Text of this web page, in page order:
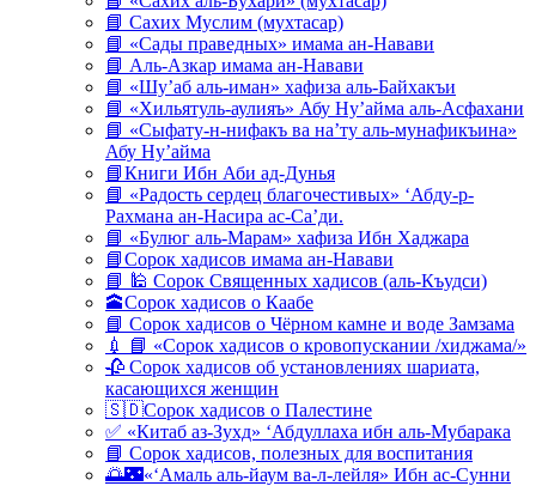
📘 Сахих Муслим (мухтасар)
📘 «Сады праведных» имама ан-Навави
📘 Аль-Азкар имама ан-Навави
📘 «Шу’аб аль-иман» хафиза аль-Байхакъи
📘 «Хильятуль-аулияъ» Абу Ну’айма аль-Асфахани
📘 «Сыфату-н-нифакъ ва на’ту аль-мунафикъина»
Абу Ну’айма
📘Книги Ибн Аби ад-Дунья
📘 «Радость сердец благочестивых» ‘Абду-р-
Рахмана ан-Насира ас-Са’ди.
📘 «Булюг аль-Марам» хафиза Ибн Хаджара
📘Сорок хадисов имама ан-Навави
📘 🕌 Сорок Священных хадисов (аль-Къудси)
🕋Сорок хадисов о Каабе
📘 Сорок хадисов о Чёрном камне и воде Замзама
💉 📘 «Сорок хадисов о кровопускании /хиджама/»
🥀 Сорок хадисов об установлениях шариата,
касающихся женщин
🇸🇩Сорок хадисов о Палестине
✅ «Китаб аз-Зухд» ‘Абдуллаха ибн аль-Мубарака
📘 Сорок хадисов, полезных для воспитания
🌅🌃«‘Амаль аль-йаум ва-л-лейля» Ибн ас-Сунни